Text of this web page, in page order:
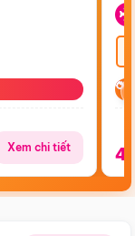
Xem chi tiết